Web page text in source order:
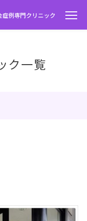
症例専門クリニック
ク一覧